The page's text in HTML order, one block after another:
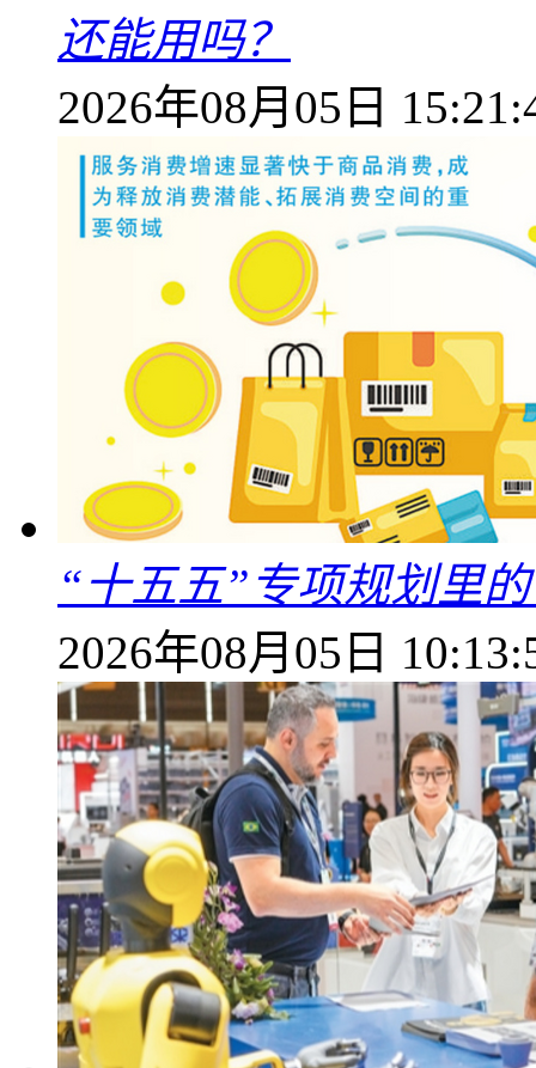
还能用吗？
2026年08月05日
“十五五”专项规划里
2026年08月05日